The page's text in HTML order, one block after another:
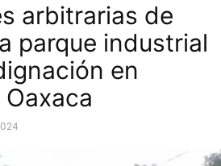
arbitrarias de
parque industrial
en